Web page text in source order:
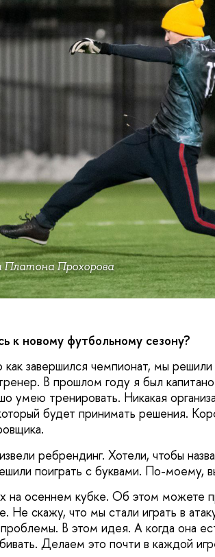
Платона Прохорова
к новому футбольному сезону?
завершился чемпионат, мы
В прошлом году я был
умею тренировать. Никакая
будет принимать решения.
ребрендинг. Хотели, чтобы
поиграть с буквами. По-моему,
на осеннем кубке. Об этом можете
Не скажу, что мы стали играть в
В этом идея. А когда она
Делаем это почти в каждой